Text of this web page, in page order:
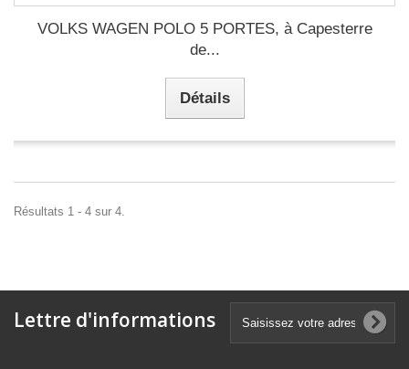
VOLKS WAGEN POLO 5 PORTES, à Capesterre
de...
Détails
Résultats 1 - 4 sur 4.
Lettre d'informations